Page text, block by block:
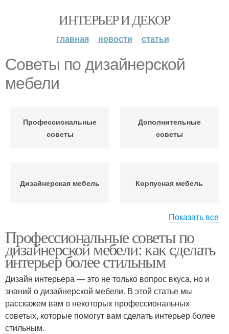
ИНТЕРЬЕР И ДЕКОР
главная новости статьи
Советы по дизайнерской
мебели
Профессиональные
советы
Дополнительные
советы
Дизайнерская мебель Корпусная мебель
Основные советы
эксплуатации
Дизайнерские люстры
Показать все
Профессиональные советы по
дизайнерской мебели: как сделать
интерьер более стильным
Дизайн интерьера — это не только вопрос вкуса, но и
знаний о дизайнерской мебели. В этой статье мы
расскажем вам о некоторых профессиональных
советых, которые помогут вам сделать интерьер более
стильным.